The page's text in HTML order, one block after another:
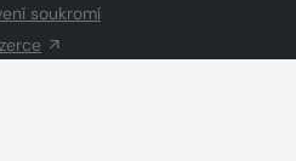
soukromí